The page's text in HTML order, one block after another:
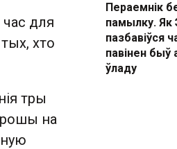
для
хто
тры
на
Пераемнік
памылку. Як
пазбавіўся
павінен быў
ўладу